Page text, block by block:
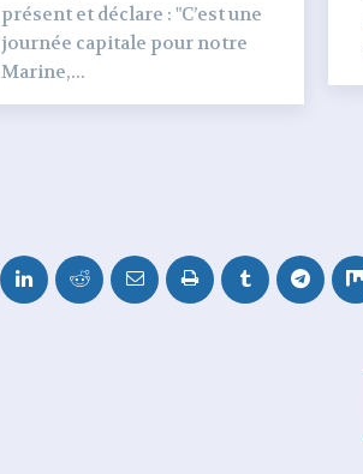
présent et déclare : "C’est une
journée capitale pour notre
Marine,...